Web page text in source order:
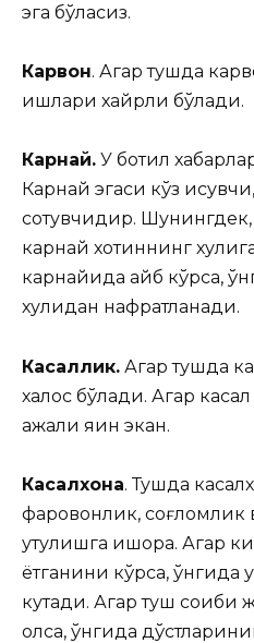
эга бўласиз.
Карвон. Агар тушда
ишлари хайрли бўлади.
Карнай. У ботил
Карнай эгаси кўз
сотувчидир.
карнай хотиннинг
карнайида айб кўрса,
хулқидан нафратланади.
Касаллик. Агар тушда
халос бўлади. Агар
ажали яқин экан.
Касалхона. Тушда
фаровонлик, соғломлик
қутулишга ишора. Агар
ётганини кўрса, ўнгида
кутади. Агар туш
қолса, ўнгида